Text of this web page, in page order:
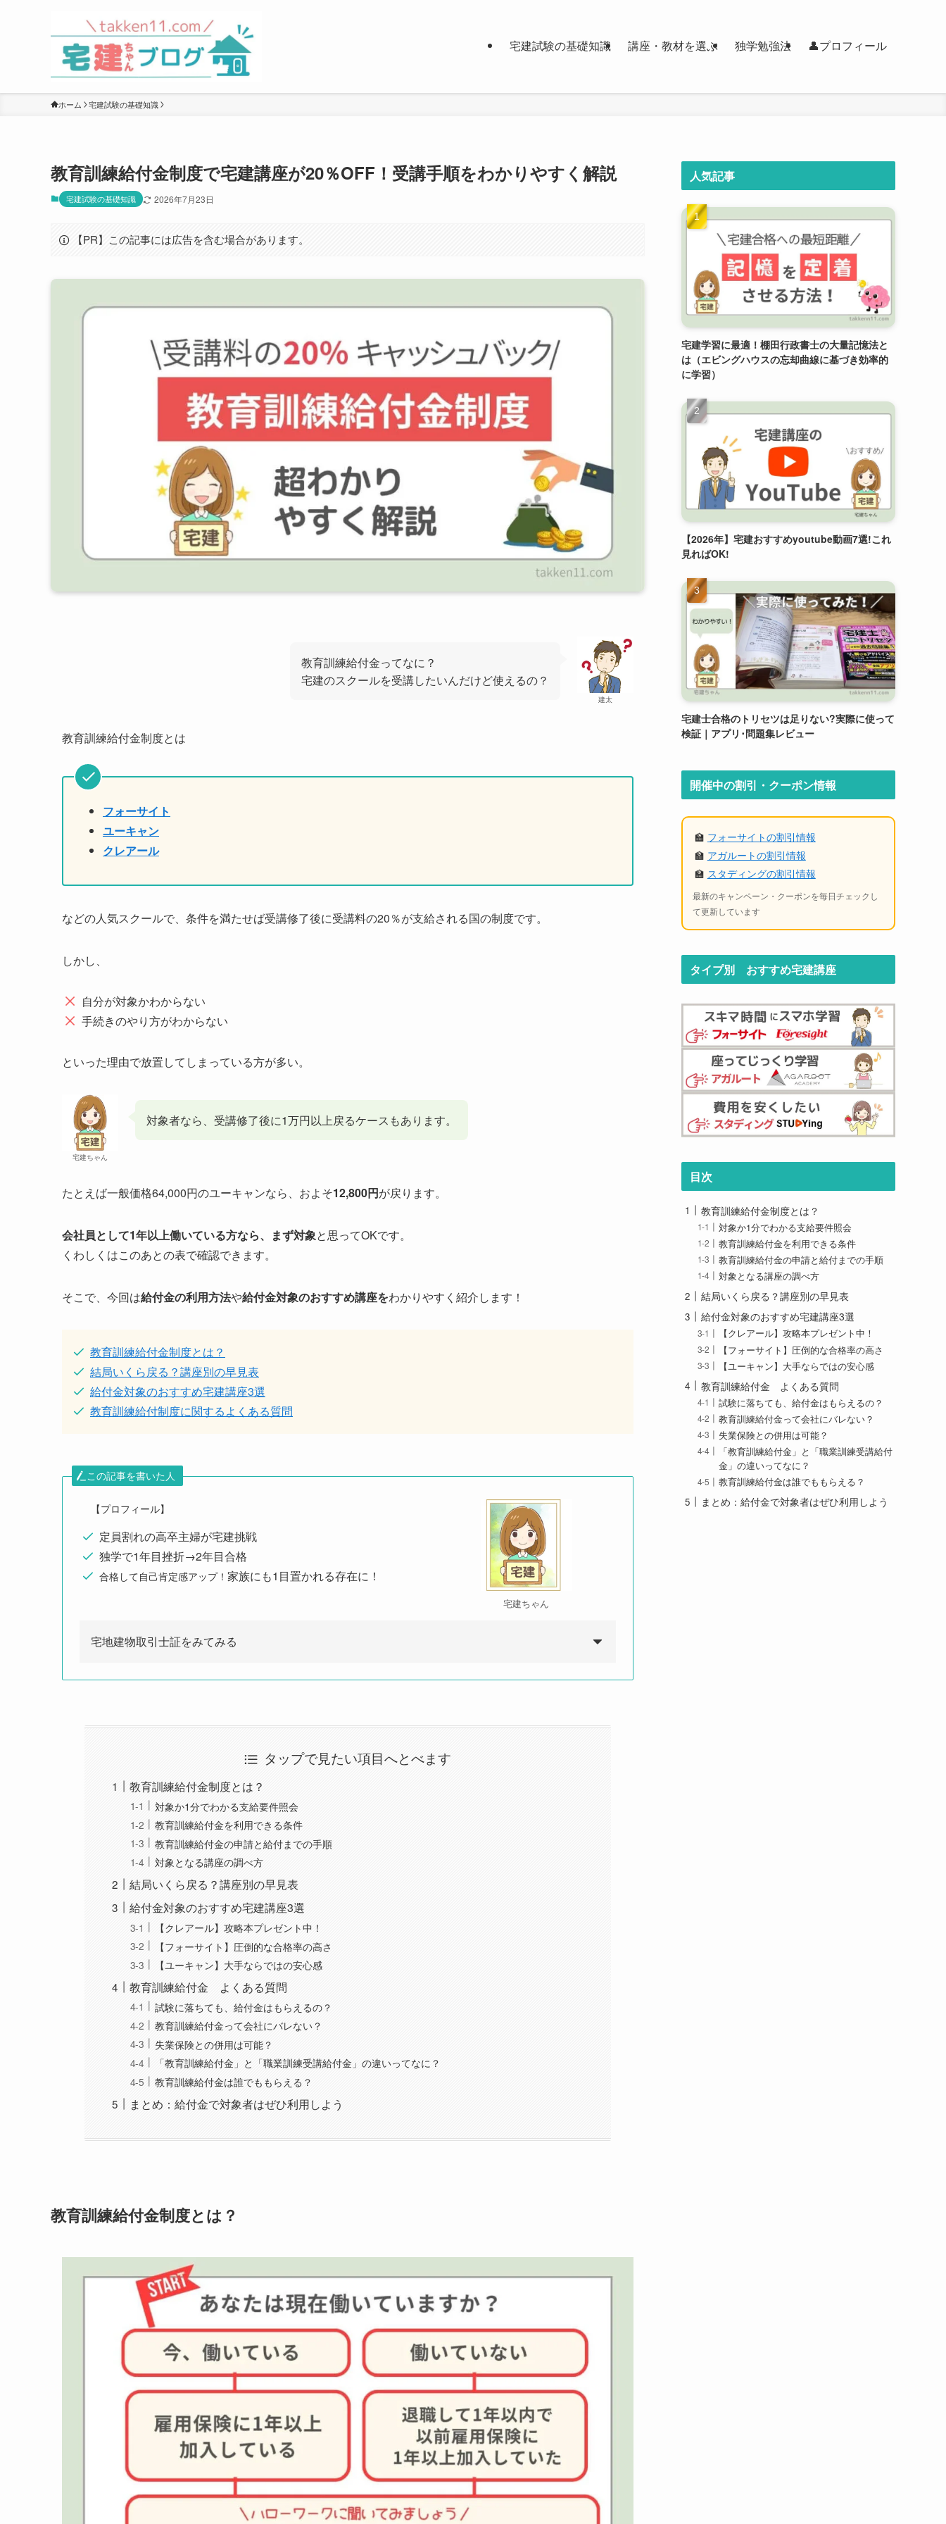
宅建試験の基礎知識 講座・教材を選ぶ 独学勉強法 👤プロフィール
ホーム 宅建試験の基礎知識
教育訓練給付金制度で宅建講座が20％OFF！受講手順をわかりやすく解説
宅建試験の基礎知識 2026年7月23日
【PR】この記事には広告を含む場合があります。
建太
教育訓練給付金ってなに？
宅建のスクールを受講したいんだけど使えるの？
教育訓練給付金制度とは
フォーサイト
ユーキャン
クレアール
などの人気スクールで、条件を満たせば受講修了後に受講料の20％が支給される国の制度です。
しかし、
自分が対象かわからない
手続きのやり方がわからない
といった理由で放置してしまっている方が多い。
宅建ちゃん
対象者なら、受講修了後に1万円以上戻るケースもあります。
たとえば一般価格64,000円のユーキャンなら、およそ12,800円が戻ります。
会社員として1年以上働いている方なら、まず対象と思ってOKです。
くわしくはこのあとの表で確認できます。
そこで、今回は給付金の利用方法や給付金対象のおすすめ講座をわかりやすく紹介します！
教育訓練給付金制度とは？
結局いくら戻る？講座別の早見表
給付金対象のおすすめ宅建講座3選
教育訓練給付制度に関するよくある質問
この記事を書いた人
【プロフィール】
定員割れの高卒主婦が宅建挑戦
独学で1年目挫折→2年目合格
合格して自己肯定感アップ！ 家族にも1目置かれる存在に！
宅建ちゃん
宅地建物取引士証をみてみる
タップで見たい項目へとべます
教育訓練給付金制度とは？
対象か1分でわかる支給要件照会
教育訓練給付金を利用できる条件
教育訓練給付金の申請と給付までの手順
対象となる講座の調べ方
結局いくら戻る？講座別の早見表
給付金対象のおすすめ宅建講座3選
【クレアール】攻略本プレゼント中！
【フォーサイト】圧倒的な合格率の高さ
【ユーキャン】大手ならではの安心感
教育訓練給付金 よくある質問
試験に落ちても、給付金はもらえるの？
教育訓練給付金って会社にバレない？
失業保険との併用は可能？
「教育訓練給付金」と「職業訓練受講給付金」の違いってなに？
教育訓練給付金は誰でももらえる？
まとめ：給付金で対象者はぜひ利用しよう
教育訓練給付金制度とは？
人気記事
宅建学習に最適！棚田行政書士の大量記憶法と
は（エビングハウスの忘却曲線に基づき効率的
に学習）
【2026年】宅建おすすめyoutube動画7選!これ
見ればOK!
宅建士合格のトリセツは足りない?実際に使って
検証｜アプリ･問題集レビュー
開催中の割引・クーポン情報
🏫 フォーサイトの割引情報
🏫 アガルートの割引情報
🏫 スタディングの割引情報
最新のキャンペーン・クーポンを毎日チェックし
て更新しています
タイプ別 おすすめ宅建講座
目次
教育訓練給付金制度とは？
対象か1分でわかる支給要件照会
教育訓練給付金を利用できる条件
教育訓練給付金の申請と給付までの手順
対象となる講座の調べ方
結局いくら戻る？講座別の早見表
給付金対象のおすすめ宅建講座3選
【クレアール】攻略本プレゼント中！
【フォーサイト】圧倒的な合格率の高さ
【ユーキャン】大手ならではの安心感
教育訓練給付金 よくある質問
試験に落ちても、給付金はもらえるの？
教育訓練給付金って会社にバレない？
失業保険との併用は可能？
「教育訓練給付金」と「職業訓練受講給付
金」の違いってなに？
教育訓練給付金は誰でももらえる？
まとめ：給付金で対象者はぜひ利用しよう